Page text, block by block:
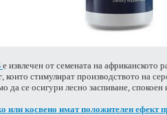
е извлечен от семената на африканското
, които стимулират производството на
да се осигури лесно заспиване,
или косвено имат положителен ефект